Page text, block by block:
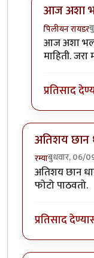
आज अशा
पिलीयन रायडर
In reply to
आज अशा
माहिती.
प्रतिसाद
अतिशय छान
रम्याबुधवार, 06/
अतिशय छान
फोटो पाठवतो.
प्रतिसाद